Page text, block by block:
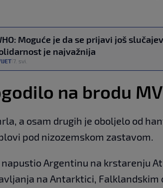
Moguće je da se prijavi još
je najvažnija
7. svi.
na brodu
a osam drugih je oboljelo od
pod nizozemskom zastavom.
napustio Argentinu na krstarenju
na Antarktici, Falklandskim